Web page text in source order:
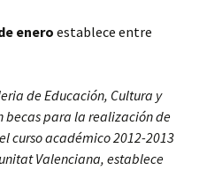
enero establece entre
de Educación, Cultura y
becas para la realización de
curso académico 2012-2013
Valenciana, establece